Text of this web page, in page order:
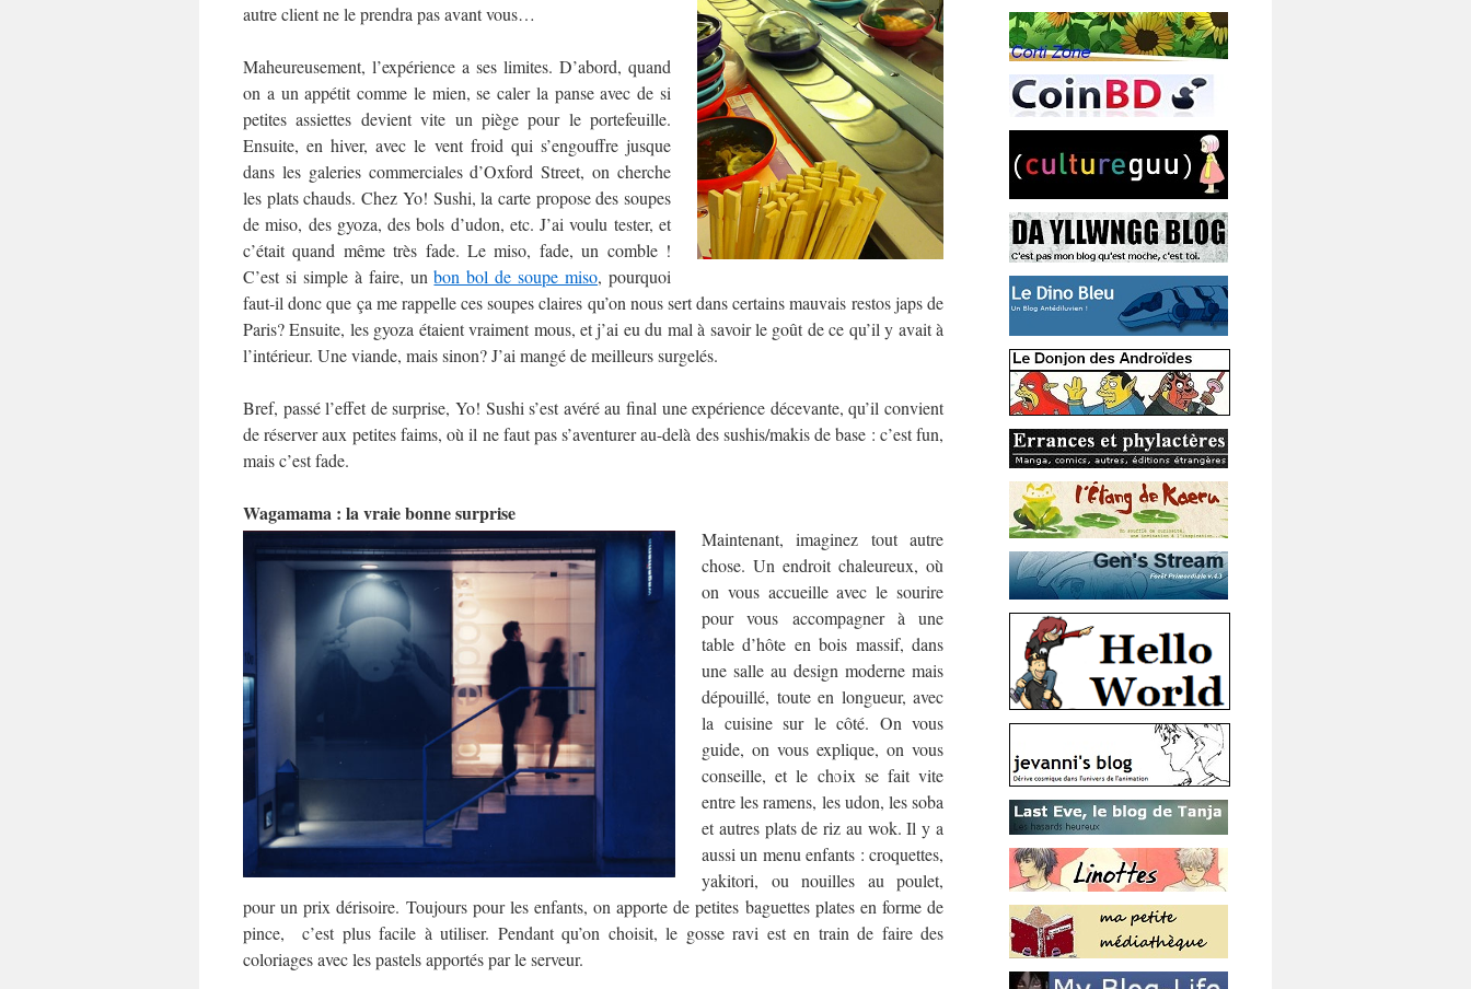
autre client ne le prendra pas avant vous…
Maheureusement, l’expérience a ses limites. D’abord, quand
on a un appétit comme le mien, se caler la panse avec de si
petites assiettes devient vite un piège pour le portefeuille.
Ensuite, en hiver, avec le vent froid qui s’engouffre jusque
dans les galeries commerciales d’Oxford Street, on cherche
les plats chauds. Chez Yo! Sushi, la carte propose des soupes
de miso, des gyoza, des bols d’udon, etc. J’ai voulu tester, et
c’était quand même très fade. Le miso, fade, un comble !
C’est si simple à faire, unbon bol de soupe miso, pourquoi
faut-il donc que ça me rappelle ces soupes claires qu’on nous sert dans certains mauvais restos japs de
Paris? Ensuite, les gyoza étaient vraiment mous, et j’ai eu du mal à savoir le goût de ce qu’il y avait à
l’intérieur. Une viande, mais sinon? J’ai mangé de meilleurs surgelés.
Bref, passé l’effet de surprise, Yo! Sushi s’est avéré au final une expérience décevante, qu’il convient
de réserver aux petites faims, où il ne faut pas s’aventurer au-delà des sushis/makis de base : c’est fun,
mais c’est fade.
Wagamama : la vraie bonne surprise
Maintenant, imaginez tout autre
chose. Un endroit chaleureux, où
on vous accueille avec le sourire
pour vous accompagner à une
table d’hôte en bois massif, dans
une salle au design moderne mais
dépouillé, toute en longueur, avec
la cuisine sur le côté. On vous
guide, on vous explique, on vous
conseille, et le choix se fait vite
entre les ramens, les udon, les soba
et autres plats de riz au wok. Il y a
aussi un menu enfants : croquettes,
yakitori, ou nouilles au poulet,
pour un prix dérisoire. Toujours pour les enfants, on apporte de petites baguettes plates en forme de
pince, c’est plus facile à utiliser. Pendant qu’on choisit, le gosse ravi est en train de faire des
coloriages avec les pastels apportés par le serveur.